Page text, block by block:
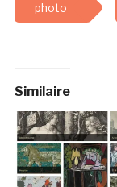
photo
Similaire